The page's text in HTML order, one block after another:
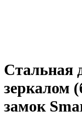
Стальная
зеркалом
замок